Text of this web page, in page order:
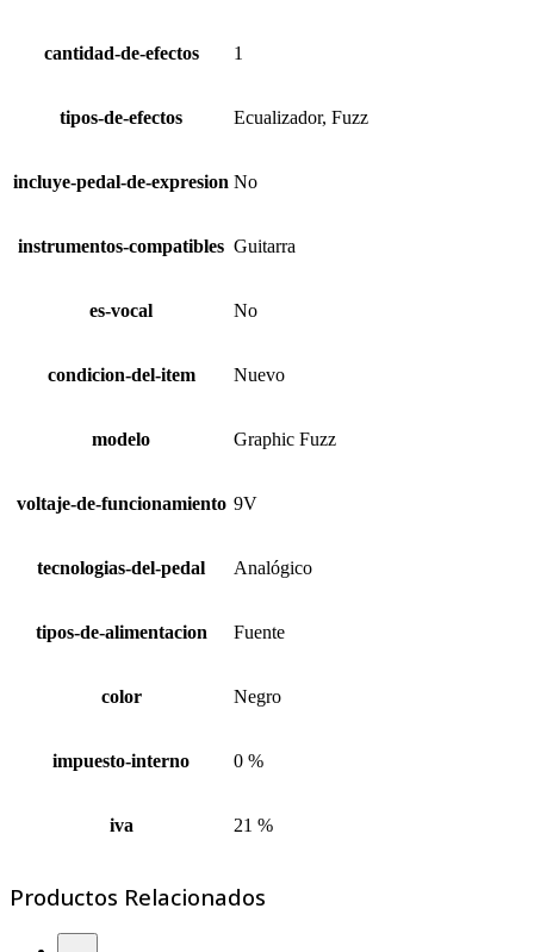
cantidad-de-efectos 1
tipos-de-efectos Ecualizador, Fuzz
incluye-pedal-de-expresion No
instrumentos-compatibles Guitarra
es-vocal No
condicion-del-item Nuevo
modelo Graphic Fuzz
voltaje-de-funcionamiento 9V
tecnologias-del-pedal Analógico
tipos-de-alimentacion Fuente
color Negro
impuesto-interno 0 %
iva 21 %
Productos Relacionados